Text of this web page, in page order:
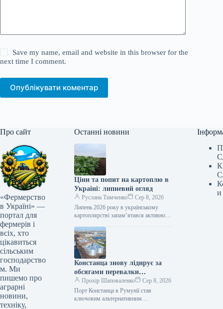
Save my name, email and website in this browser for the
next time I comment.
Опублікувати коментар
Про сайт
«Фермерство
в Україні» —
портал для
фермерів і
всіх, хто
цікавиться
сільським
господарство
м. Ми
пишемо про
аграрні
новини,
техніку,
Останні новини
Ціни та попит на картоплю в
Україні: липневий огляд
Руслана Тимченко
Сер 8, 2026
Липень 2026 року в українському
картоплярстві запам’ятався активною
презентацією першого
загальнонаціонального дослідження
споживання картоплі, сезонним
зниженням…
Констанца знову лідирує за
обсягами перевалки
українських вантажів
Прохір Шаповаленко
Сер 8, 2026
Порт Констанца в Румунії став
ключовим альтернативним
и